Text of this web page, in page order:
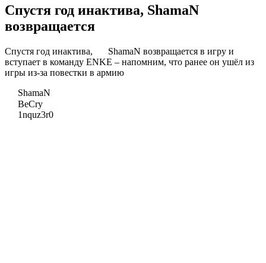
Спустя год инактива, ShamaN
возвращается
Спустя год инактива,
ShamaN возвращается в игру и
вступает в команду ENKE – напомним, что ранее он ушёл из
игры из-за повестки в армию
ShamaN
BeCry
1nquz3r0